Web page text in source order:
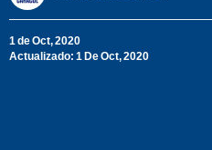
1 de Oct, 2020
Actualizado: 1 De Oct, 2020